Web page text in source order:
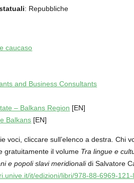
: Repubbliche
caucaso
and Business Consultants
– Balkans Region [EN]
Balkans [EN]
voci, cliccare sull’elenco a destra. Chi
gratuitamente il volume Tra lingue e
e popoli slavi meridionalidi Salvatore
it/edizioni/libri/978-88-6969-121-